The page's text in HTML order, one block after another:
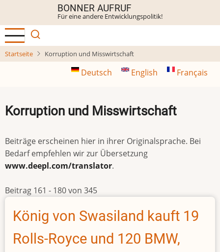
Inhalt
BONNER AUFRUF
Für eine andere Entwicklungspolitik!
Startseite Korruption und Misswirtschaft
Deutsch English Français
Korruption und Misswirtschaft
Beiträge erscheinen hier in ihrer Originalsprache. Bei
Bedarf empfehlen wir zur Übersetzung
www.deepl.com/translator.
Beitrag 161 - 180 von 345
König von Swasiland kauft 19
Rolls-Royce und 120 BMW,